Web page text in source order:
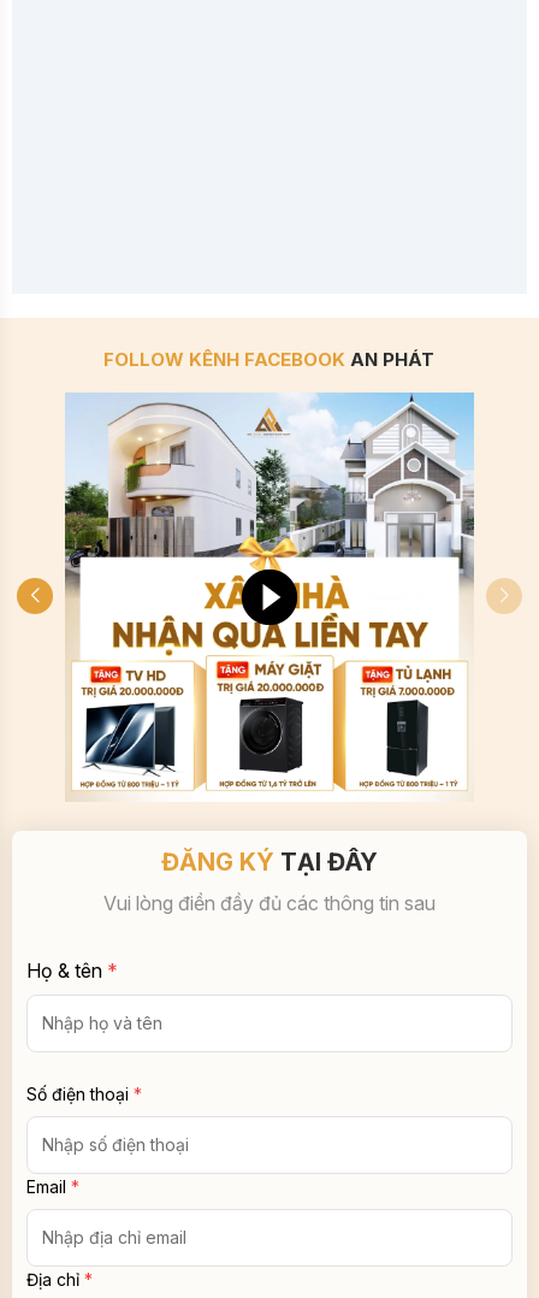
FOLLOW KÊNH FACEBOOK AN PHÁT
ĐĂNG KÝ TẠI ĐÂY
Vui lòng điền đầy đủ các thông tin sau
Họ & tên *
Số điện thoại *
Email *
Địa chỉ *